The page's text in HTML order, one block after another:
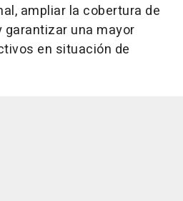
ampliar la cobertura de
una mayor
en situación de